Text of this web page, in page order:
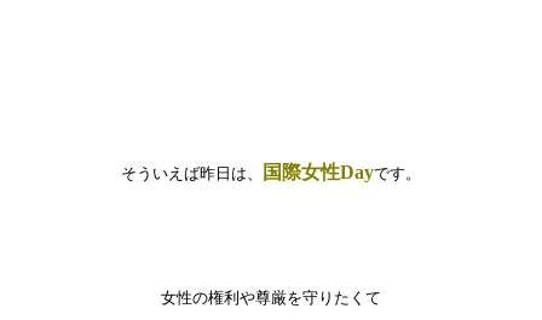
そういえば昨日は、 国際女性Dayです。
女性の権利や尊厳を守りたくて